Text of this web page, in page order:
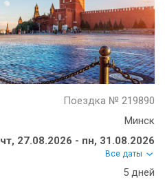
Поездка № 219890
Минск
чт, 27.08.2026 - пн, 31.08.2026
Все даты
5 дней